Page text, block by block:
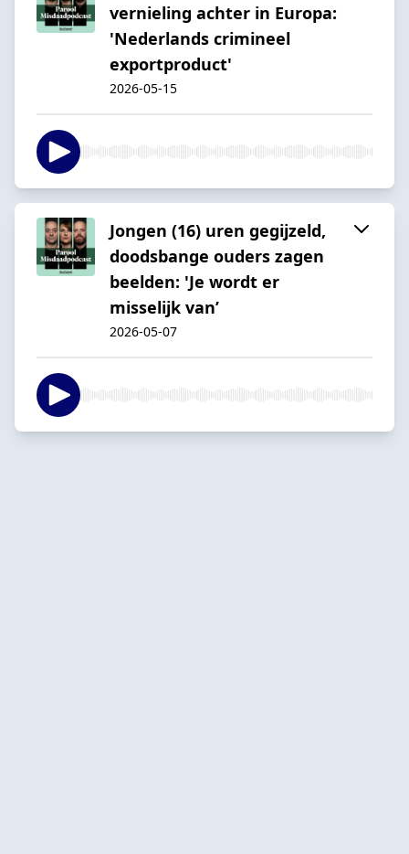
vernieling achter in Europa:
'Nederlands crimineel
exportproduct'
2026-05-15
Jongen (16) uren gegijzeld,
doodsbange ouders zagen
beelden: 'Je wordt er
misselijk van’
2026-05-07